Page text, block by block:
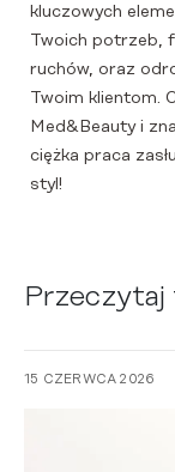
kluczowych
Twoich potrzeb,
ruchów, oraz
Twoim klientom.
Med&Beauty i
ciężka praca
styl!
Przeczytaj
15 CZERWCA 2026